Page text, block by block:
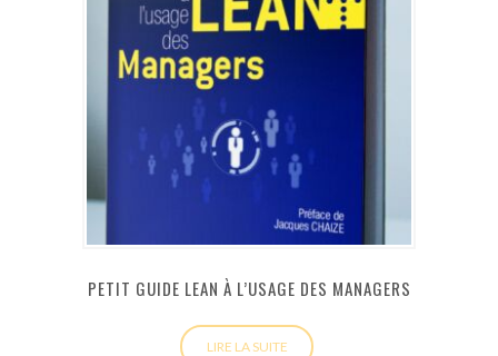
PETIT GUIDE LEAN À L’USAGE DES MANAGERS
LIRE LA SUITE